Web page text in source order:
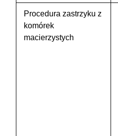
Procedura zastrzyku z
komórek
macierzystych